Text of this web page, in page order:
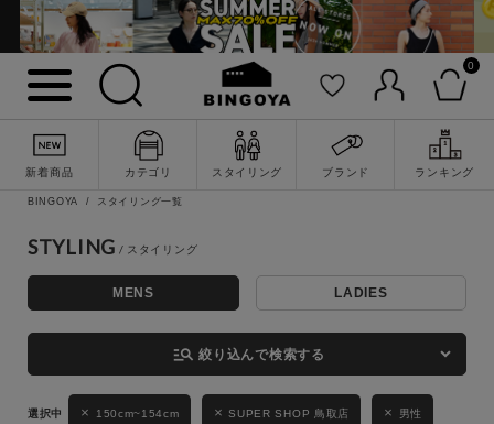
0
新着商品 カテゴリ スタイリング ブランド ランキング
詳細検索
キーワード
性別
BINGOYA スタイリング一覧
STYLING
MENS LADIES
manage_search 絞り込んで検索する
150cm~154cm SUPER SHOP 鳥取店 男性